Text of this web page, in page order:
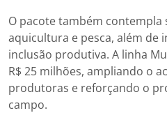
O pacote também contempla
aquicultura e pesca, além de
inclusão produtiva. A linha
R$ 25 milhões, ampliando o
produtoras e reforçando o
campo.